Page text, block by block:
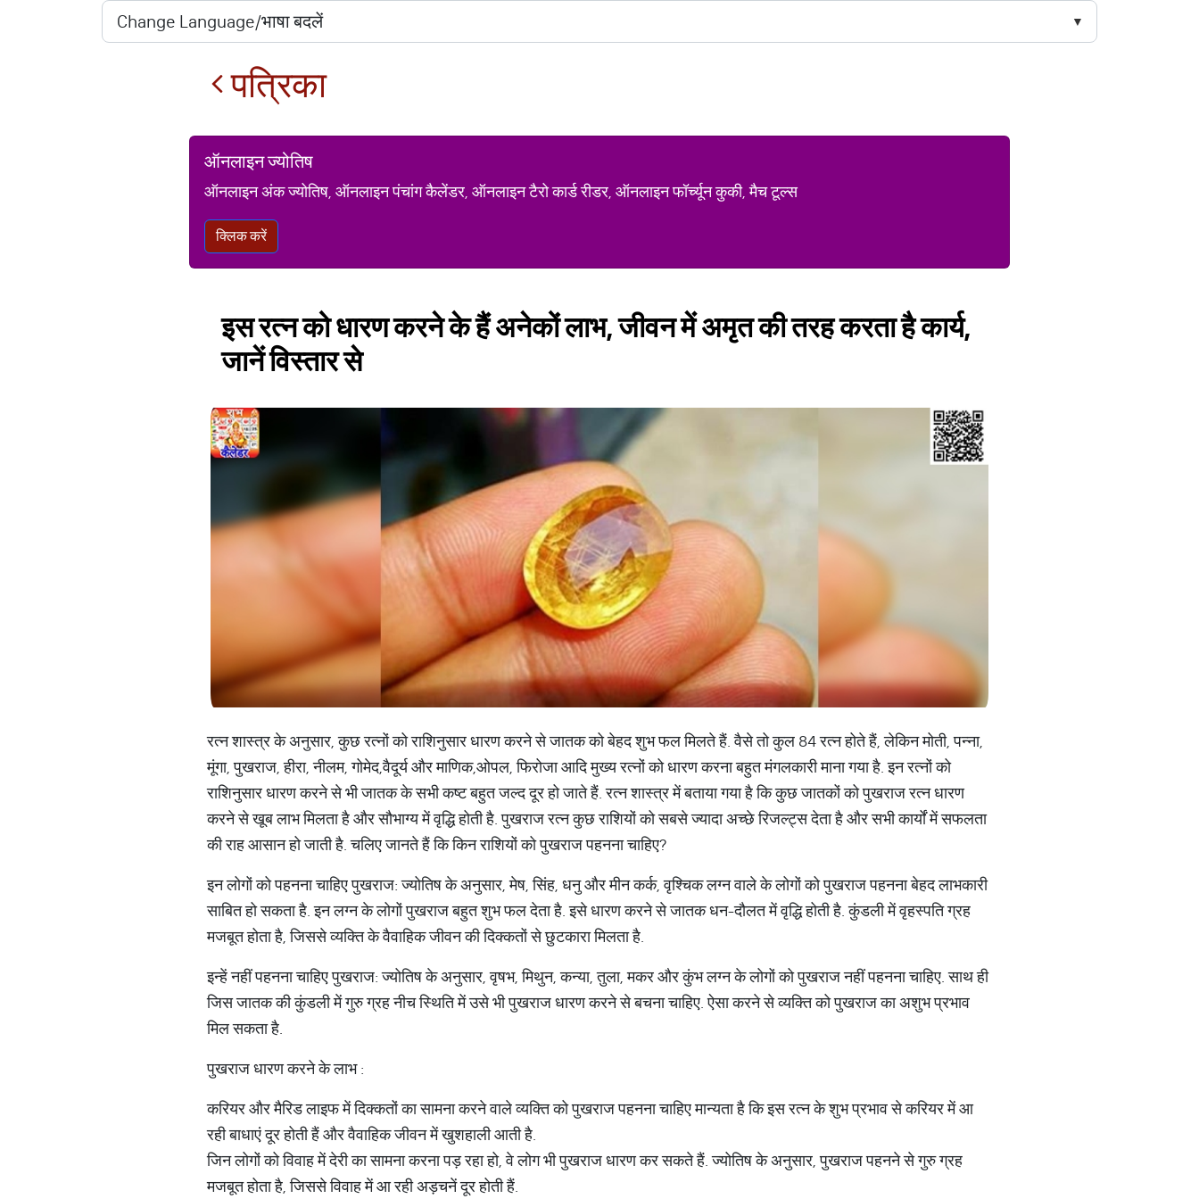
पत्रिका
ऑनलाइन ज्योतिष
ऑनलाइन अंक ज्योतिष, ऑनलाइन पंचांग कैलेंडर, ऑनलाइन टैरो कार्ड रीडर, ऑनलाइन फॉर्च्यून कुकी, मैच टूल्स
क्लिक करें
इस रत्न को धारण करने के हैं अनेकों लाभ, जीवन में अमृत की तरह करता है कार्य,
जानें विस्तार से
रत्न शास्त्र के अनुसार, कुछ रत्नों को राशिनुसार धारण करने से जातक को बेहद शुभ फल मिलते हैं. वैसे तो कुल 84 रत्न होते हैं, लेकिन मोती, पन्ना,
मूंगा, पुखराज, हीरा, नीलम, गोमेद,वैदूर्य और माणिक,ओपल, फिरोजा आदि मुख्य रत्नों को धारण करना बहुत मंगलकारी माना गया है. इन रत्नों को
राशिनुसार धारण करने से भी जातक के सभी कष्ट बहुत जल्द दूर हो जाते हैं. रत्न शास्त्र में बताया गया है कि कुछ जातकों को पुखराज रत्न धारण
करने से खूब लाभ मिलता है और सौभाग्य में वृद्धि होती है. पुखराज रत्न कुछ राशियों को सबसे ज्यादा अच्छे रिजल्ट्स देता है और सभी कार्यों में सफलता
की राह आसान हो जाती है. चलिए जानते हैं कि किन राशियों को पुखराज पहनना चाहिए?
इन लोगों को पहनना चाहिए पुखराज: ज्योतिष के अनुसार, मेष, सिंह, धनु और मीन कर्क, वृश्चिक लग्न वाले के लोगों को पुखराज पहनना बेहद लाभकारी
साबित हो सकता है. इन लग्न के लोगों पुखराज बहुत शुभ फल देता है. इसे धारण करने से जातक धन-दौलत में वृद्धि होती है. कुंडली में वृहस्पति ग्रह
मजबूत होता है, जिससे व्यक्ति के वैवाहिक जीवन की दिक्कतों से छुटकारा मिलता है.
इन्हें नहीं पहनना चाहिए पुखराज: ज्योतिष के अनुसार, वृषभ, मिथुन, कन्या, तुला, मकर और कुंभ लग्न के लोगों को पुखराज नहीं पहनना चाहिए. साथ ही
जिस जातक की कुंडली में गुरु ग्रह नीच स्थिति में उसे भी पुखराज धारण करने से बचना चाहिए. ऐसा करने से व्यक्ति को पुखराज का अशुभ प्रभाव
मिल सकता है.
पुखराज धारण करने के लाभ :
करियर और मैरिड लाइफ में दिक्कतों का सामना करने वाले व्यक्ति को पुखराज पहनना चाहिए मान्यता है कि इस रत्न के शुभ प्रभाव से करियर में आ
रही बाधाएं दूर होती हैं और वैवाहिक जीवन में खुशहाली आती है.
जिन लोगों को विवाह में देरी का सामना करना पड़ रहा हो, वे लोग भी पुखराज धारण कर सकते हैं. ज्योतिष के अनुसार, पुखराज पहनने से गुरु ग्रह
मजबूत होता है, जिससे विवाह में आ रही अड़चनें दूर होती हैं.